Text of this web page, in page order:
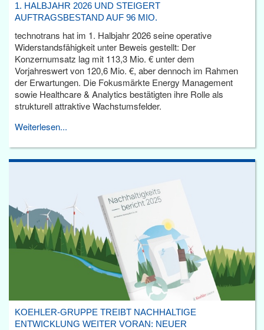
1. HALBJAHR 2026 UND STEIGERT
AUFTRAGSBESTAND AUF 96 MIO.
technotrans hat im 1. Halbjahr 2026 seine operative
Widerstandsfähigkeit unter Beweis gestellt: Der
Konzernumsatz lag mit 113,3 Mio. € unter dem
Vorjahreswert von 120,6 Mio. €, aber dennoch im Rahmen
der Erwartungen. Die Fokusmärkte Energy Management
sowie Healthcare & Analytics bestätigten ihre Rolle als
strukturell attraktive Wachstumsfelder.
Weiterlesen...
KOEHLER-GRUPPE TREIBT NACHHALTIGE
ENTWICKLUNG WEITER VORAN: NEUER